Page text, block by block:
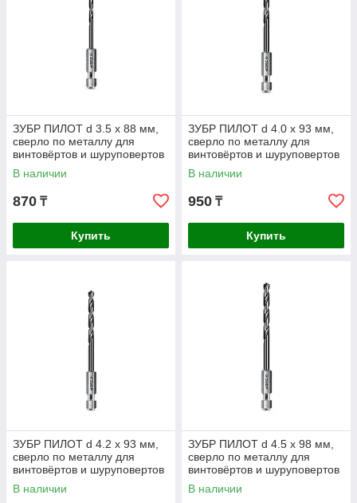
ЗУБР ПИЛОТ d 3.5 х 88 мм,
сверло по металлу для
винтовёртов и шуруповертов
IMPACT READY
Профессионал
В наличии
870 ₸
Купить
ЗУБР ПИЛОТ d 4.0 х 93 мм,
сверло по металлу для
винтовёртов и шуруповертов
IMPACT READY
Профессионал (29629-4
В наличии
950 ₸
Купить
ЗУБР ПИЛОТ d 4.2 х 93 мм,
сверло по металлу для
винтовёртов и шуруповертов
IMPACT READY
Профессионал
В наличии
ЗУБР ПИЛОТ d 4.5 х 98 мм,
сверло по металлу для
винтовёртов и шуруповертов
IMPACT READY
Профессионал
В наличии